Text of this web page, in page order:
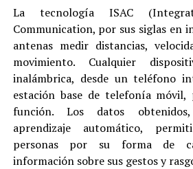
La tecnología ISAC
Communication, por sus siglas en
antenas medir distancias,
movimiento. Cualquier
inalámbrica, desde un teléfono
estación base de telefonía
función. Los datos
aprendizaje automático,
personas por su forma de
información sobre sus gestos y